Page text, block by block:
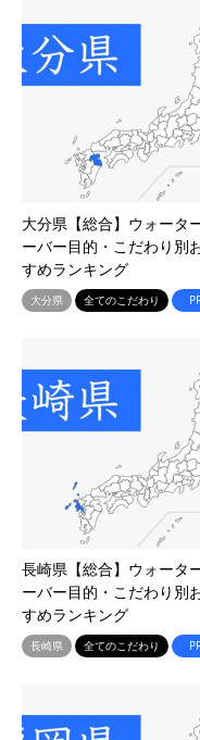
大分県【総合】ウォータ
ーバー目的・こだわり別
すめランキング
大分県 全てのこだわり
長崎県【総合】ウォータ
ーバー目的・こだわり別
すめランキング
長崎県 全てのこだわり